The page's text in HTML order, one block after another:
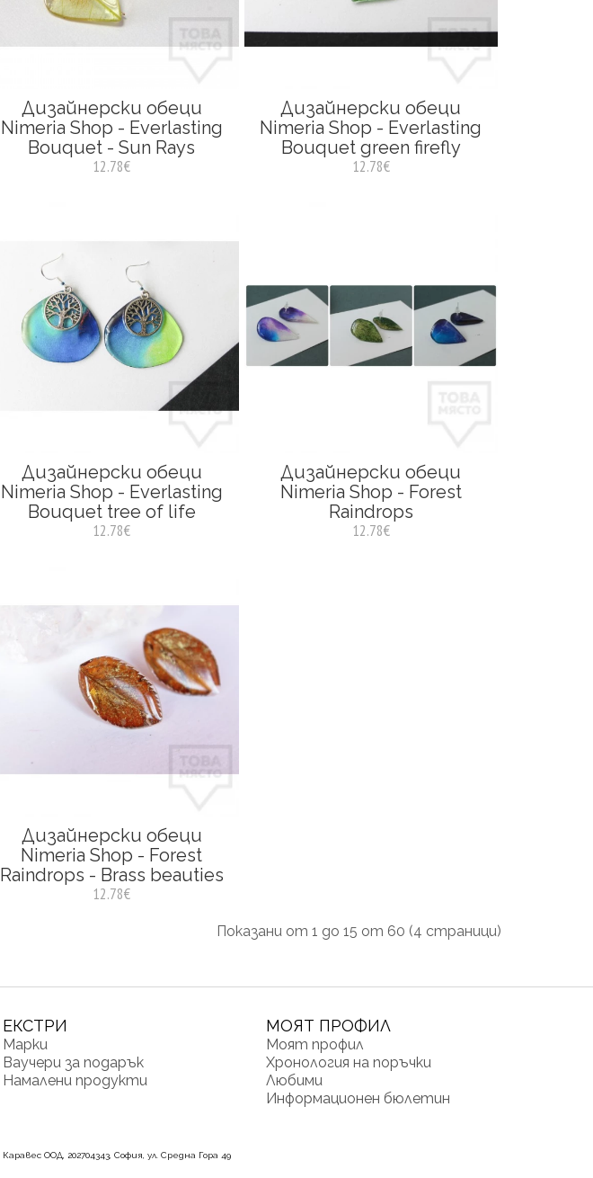
Дизайнерски обеци
Nimeria Shop - Everlasting
Bouquet - Sun Rays
12.78€
Дизайнерски обеци
Nimeria Shop - Everlasting
Bouquet green firefly
12.78€
Дизайнерски обеци
Nimeria Shop - Everlasting
Bouquet tree of life
12.78€
Дизайнерски обеци
Nimeria Shop - Forest
Raindrops
12.78€
Дизайнерски обеци
Nimeria Shop - Forest
Raindrops - Brass beauties
12.78€
Показани от 1 до 15 от 60 (4 страници)
ЕКСТРИ
Марки
Ваучери за подарък
Намалени продукти
МОЯТ ПРОФИЛ
Моят профил
Хронология на поръчки
Любими
Информационен бюлетин
Каравес ООД, 202704343, София, ул. Средна Гора 49